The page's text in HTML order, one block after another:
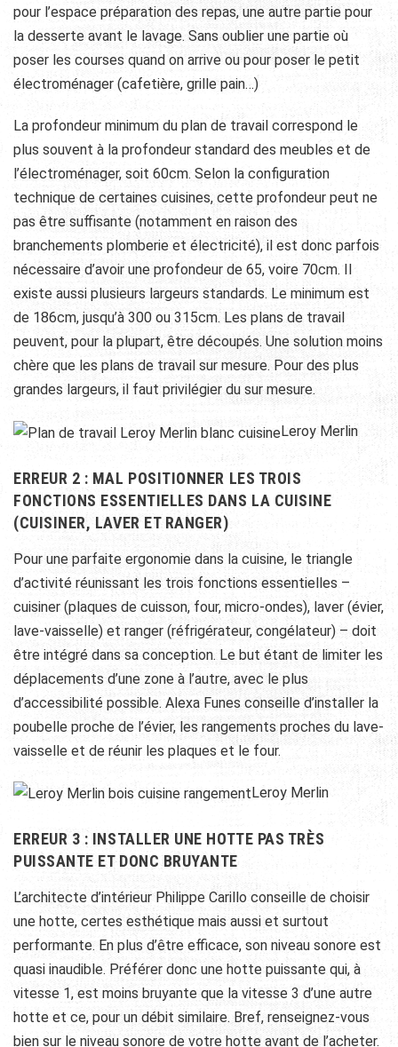
pour l’espace préparation des repas, une autre partie pour
la desserte avant le lavage. Sans oublier une partie où
poser les courses quand on arrive ou pour poser le petit
électroménager (cafetière, grille pain…)
La profondeur minimum du plan de travail correspond le
plus souvent à la profondeur standard des meubles et de
l’électroménager, soit 60cm. Selon la configuration
technique de certaines cuisines, cette profondeur peut ne
pas être suffisante (notamment en raison des
branchements plomberie et électricité), il est donc parfois
nécessaire d’avoir une profondeur de 65, voire 70cm. Il
existe aussi plusieurs largeurs standards. Le minimum est
de 186cm, jusqu’à 300 ou 315cm. Les plans de travail
peuvent, pour la plupart, être découpés. Une solution moins
chère que les plans de travail sur mesure. Pour des plus
grandes largeurs, il faut privilégier du sur mesure.
Leroy Merlin
ERREUR 2 : MAL POSITIONNER LES TROIS
FONCTIONS ESSENTIELLES DANS LA CUISINE
(CUISINER, LAVER ET RANGER)
Pour une parfaite ergonomie dans la cuisine, le triangle
d’activité réunissant les trois fonctions essentielles –
cuisiner (plaques de cuisson, four, micro-ondes), laver (évier,
lave-vaisselle) et ranger (réfrigérateur, congélateur) – doit
être intégré dans sa conception. Le but étant de limiter les
déplacements d’une zone à l’autre, avec le plus
d’accessibilité possible. Alexa Funes conseille d’installer la
poubelle proche de l’évier, les rangements proches du lave-
vaisselle et de réunir les plaques et le four.
Leroy Merlin
ERREUR 3 : INSTALLER UNE HOTTE PAS TRÈS
PUISSANTE ET DONC BRUYANTE
L’architecte d’intérieur Philippe Carillo conseille de choisir
une hotte, certes esthétique mais aussi et surtout
performante. En plus d’être efficace, son niveau sonore est
quasi inaudible. Préférer donc une hotte puissante qui, à
vitesse 1, est moins bruyante que la vitesse 3 d’une autre
hotte et ce, pour un débit similaire. Bref, renseignez-vous
bien sur le niveau sonore de votre hotte avant de l’acheter.